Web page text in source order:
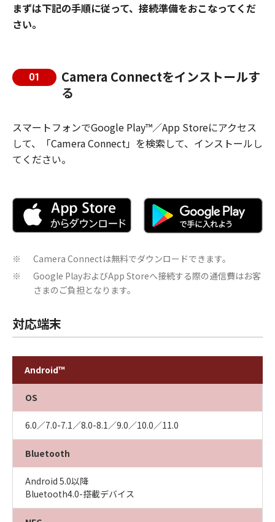
まずは下記の手順に従って、接続準備をおこなってくだ
さい。
01
Camera Connectをインストールす
る
スマートフォンでGoogle Play™／App Storeにアクセス
して、「Camera Connect」を検索して、インストールし
てください。
※ Camera Connectは無料でダウンロードできます。
※
Google PlayおよびApp Storeへ接続する際の通信費はお客
さまのご負担となります。
対応端末
Android™
OS
6.0／7.0-7.1／8.0-8.1／9.0／10.0／11.0
Bluetooth
Android 5.0以降
Bluetooth4.0-搭載デバイス